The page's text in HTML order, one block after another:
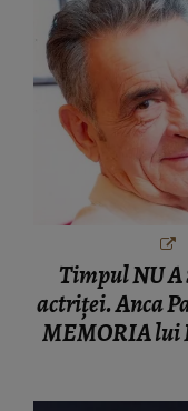
Timpul NU
actriței. Anca
MEMORIA lui
Pe